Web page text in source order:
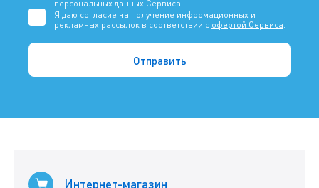
персональных данных Сервиса.
Я даю согласие на получение информационных и
рекламных рассылок в соответствии с офертой Сервиса.
Интернет-магазин